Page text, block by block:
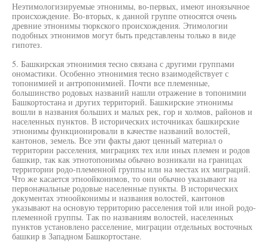
Неэтимологизируемые этнонимы, во-первых, имеют иноязычное
происхождение. Во-вторых, к данной группе относятся очень
древние этнонимы тюркского происхождения. Этимологии
подобных этнонимов могут быть представлены только в виде
гипотез.
5. Башкирская этнонимия тесно связана с другими группами
ономастики. Особенно этнонимия тесно взаимодействует с
топонимией и антропонимией. Почти все племенные,
большинство родовых названий нашли отражение в топонимии
Башкортостана и других территорий. Башкирские этнонимы
вошли в названия больших и малых рек, гор и холмов, районов и
населенных пунктов. В исторических источниках башкирские
этнонимы функционировали в качестве названий волостей,
кантонов, земель. Все эти факты дают ценный материал о
территории расселения, миграциях тех или иных племен и родов
башкир, так как этнотопонимы обычно возникали на границах
территории родо-племенной группы или на местах их миграций.
Что же касается этноойконимов, то они обычно указывают на
первоначальные родовые населенные пункты. В исторических
документах этноойконимы и названия волостей, кантонов
указывают на основую территорию расселения той или иной родо-
племенной группы. Так по названиям волостей, населенных
пунктов установлено расселение, миграции отдельных восточных
башкир в Западном Башкортостане.